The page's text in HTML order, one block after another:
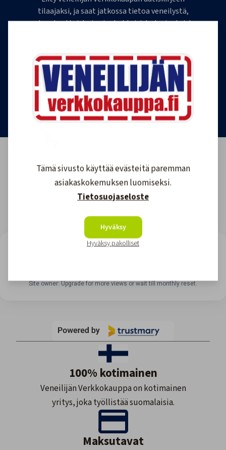
tilaajaksi, ja saat jatkossa tietoa veneilystä,
uutuustuotteista ja ajankohtaisista tarjouksista
tilauksen milloin tahansa.
Tilaa uutiskirje
LOOKING FOR REVIEWS?
Site owner: Upgrade for more views or wait till monthly reset.
100% kotimainen
Veneilijän Verkkokauppa on kotimainen
yritys, joka työllistää suomalaisia.
Maksutavat
Tämä sivusto käyttää evästeitä paremman
asiakaskokemuksen luomiseksi.
Tietosuojaseloste
Hyväksy
Hyväksy pakolliset